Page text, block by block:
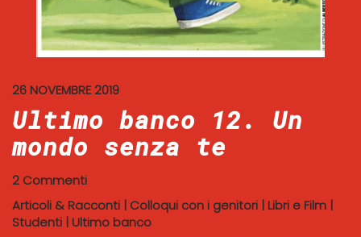
26 NOVEMBRE 2019
Ultimo banco 12. Un
mondo senza te
2 Commenti
Articoli & Racconti | Colloqui con i genitori | Libri e Film |
Studenti | Ultimo banco